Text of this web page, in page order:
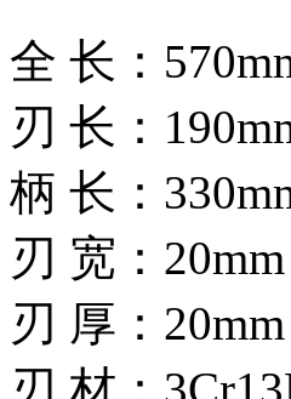
全 长：
刃 长：
柄 长：
刃 宽：20mm
刃 厚：20mm
刃 材：